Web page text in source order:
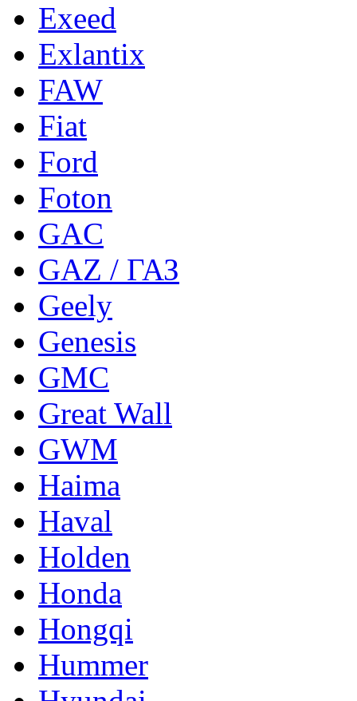
Exeed
Exlantix
FAW
Fiat
Ford
Foton
GAC
GAZ / ГАЗ
Geely
Genesis
GMC
Great Wall
GWM
Haima
Haval
Holden
Honda
Hongqi
Hummer